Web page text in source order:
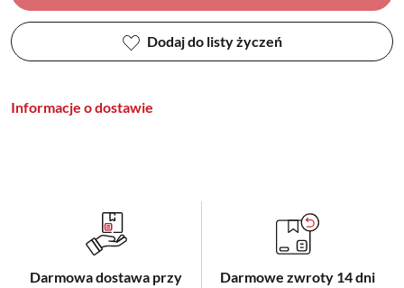
Dodaj do listy życzeń
Informacje o dostawie
Darmowa dostawa przy
Darmowe zwroty 14 dni